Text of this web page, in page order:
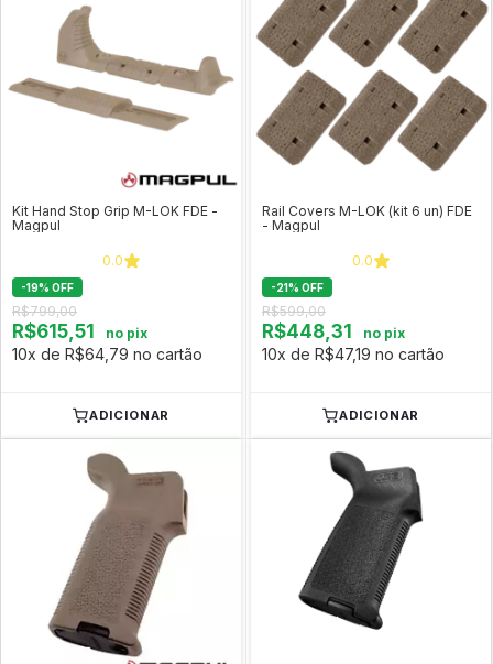
Kit Hand Stop Grip M-LOK FDE -
Magpul
0.0
-19% OFF
R$799,00
R$615,51 no pix
10x de R$64,79 no cartão
ADICIONAR
Rail Covers M-LOK (kit 6 un) FDE
- Magpul
0.0
-21% OFF
R$599,00
R$448,31 no pix
10x de R$47,19 no cartão
ADICIONAR